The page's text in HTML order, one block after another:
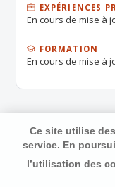
EXPÉRIENCES
En cours de mise à
FORMATION
En cours de mise à
Ce site utilise
service. En
l’utilisation des